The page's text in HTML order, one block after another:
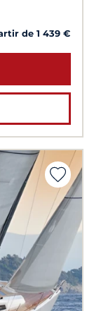
de 1 439 €